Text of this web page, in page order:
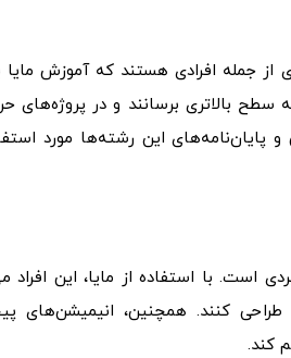
جمله افرادی هستند که آموزش مایا
سطح بالاتری برسانند و در پروژه‌های
پایان‌نامه‌های این رشته‌ها مورد
است. با استفاده از مایا، این افراد
کنند. همچنین، انیمیشن‌های
کند.